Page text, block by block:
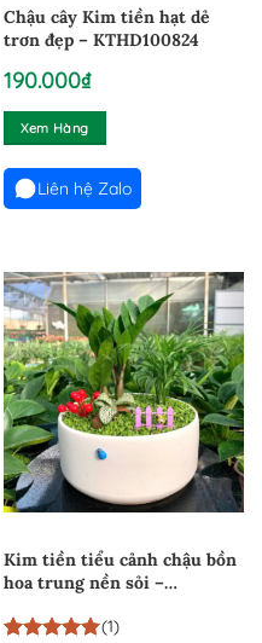
Chậu cây Kim tiền hạt dẻ
trơn đẹp – KTHD100824
190.000₫
Xem Hàng
Liên hệ Zalo
Kim tiền tiểu cảnh chậu bồn
hoa trung nền sỏi –
(1)